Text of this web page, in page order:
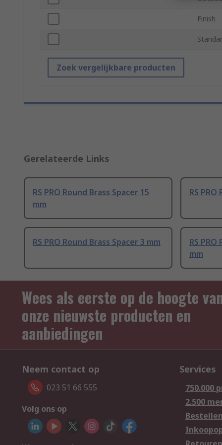
Finish
Zoek vergelijkbare producten
Gerelateerde Links
RS PRO Round Brass Spacer 15
mm
RS
RS PRO Round Brass Spacer 3 mm
RS
mm
Wees als eerste op de hoogte
onze nieuwste producten en
aanbiedingen
Neem contact op
023 51 66 555
Volg ons op
Services
750.000
2.500
Bestellen